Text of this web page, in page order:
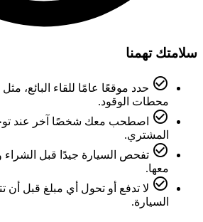
سلامتك تهمنا
check_circle_outline حدد موقعًا عامًا للقاء البائع، مثل
محطات الوقود.
check_circle_outline
اصطحب معك شخصًا آخر عند
المشتري.
check_circle_outline تفحص السيارة جيدًا قبل الشراء
معها.
check_circle_outline لا تدفع أو تحول أي مبلغ قبل أن
السيارة.